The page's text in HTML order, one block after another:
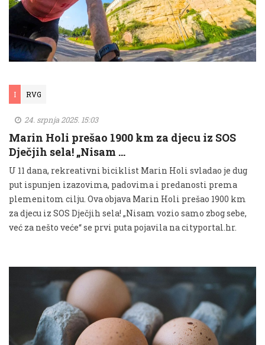
I RVG
24. srpnja 2025. 15:03
Marin Holi prešao 1900 km za djecu iz SOS
Dječjih sela! „Nisam …
U 11 dana, rekreativni biciklist Marin Holi svladao je dug
put ispunjen izazovima, padovima i predanosti prema
plemenitom cilju. Ova objava Marin Holi prešao 1900 km
za djecu iz SOS Dječjih sela! „Nisam vozio samo zbog sebe,
već za nešto veće“ se prvi puta pojavila na cityportal.hr.